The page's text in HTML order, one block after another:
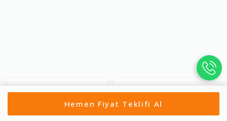
Akşehir Evden Eve Nakliyat Altınekin Evden Eve Nakliy
Hemen Fiyat Teklifi Al